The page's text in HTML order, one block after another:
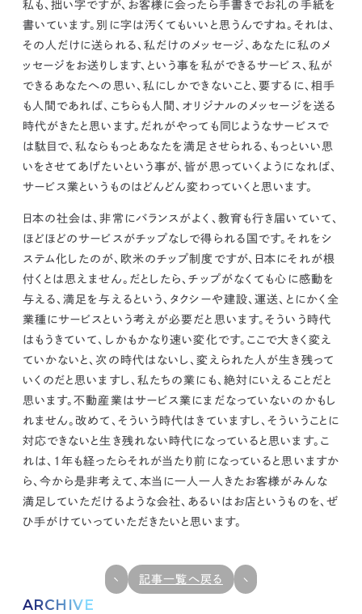
ARCHIVE
私も、拙い字ですが、お客様に会ったら手書きでお礼の手紙を
書いています。 別に字は汚くてもいいと思うんですね。それは、
その人だけに送られる、私だけのメッセージ 、あなたに私のメ
ッセージをお送りします、という事を私ができるサービス、私が
できるあなたへの思い、私にしかできないこと、要するに、相手
も人間であれば、こちらも人間、オリジナルのメッセージを送る
時代がきたと思います。だれがやっても同じようなサービスで
は駄目で、私ならもっとあなたを満足させられる、もっといい思
いをさせてあげたいという事が、皆が思っていくようになれば、
サービス業というものはどんどん変わっていくと思います。
日本の社会は、非常にバランスがよく、教育も行き届いていて、
ほどほどのサービスがチップなしで得られる国です。それをシ
ステム化したのが、欧米のチップ制度ですが、日本にそれが根
付くとは思えません。だとしたら、チップがなくても心に感動を
与える、満足を与えるという、タクシーや建設、運送、とにかく全
業種にサービスという考えが必要だと思います。そういう時代
はもうきていて、しかもかなり速い変化です。 ここで大きく変え
ていかないと、次の時代はないし、変えられた人が生き残って
いく のだと思いますし、私たちの業にも、絶対にいえることだと
思います。不動産業はサービス業にまだなっていないのかもし
れません。 改めて、そういう時代はきていますし、そういうことに
対応できないと生き残れない時代になっていると思います。こ
れは、1年も経ったらそれが当たり前になっていると思いますか
ら、 今から是非考えて、本当に一人一人きたお客様がみんな
満足していただけるような会社、あるいはお店というものを、ぜ
ひ手がけていっていただきたい と思います。
記事一覧へ戻る